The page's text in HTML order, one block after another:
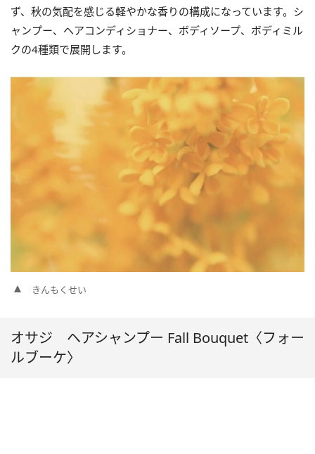
ず、秋の気配を感じる軽やかな香りの構成になっています。シ
ャンプー、ヘアコンディショナー、ボディソープ、ボディミル
クの4種類で展開します。
きんもくせい
オサジ ヘアシャンプー Fall Bouquet〈フォー
ルブーケ〉